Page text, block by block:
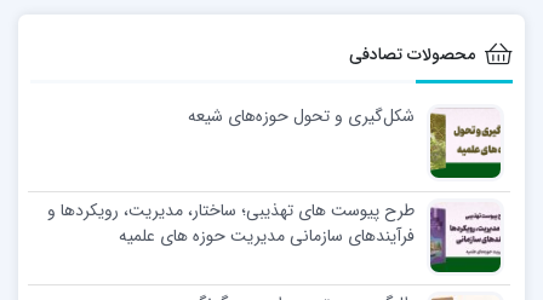
محصولات تصادفی
شکل‌گیری و تحول حوزه‌های شیعه
طرح پیوست های تهذیبی؛ ساختار، مدیریت، رویکردها و
فرآیندهای سازمانی مدیریت حوزه های علمیه